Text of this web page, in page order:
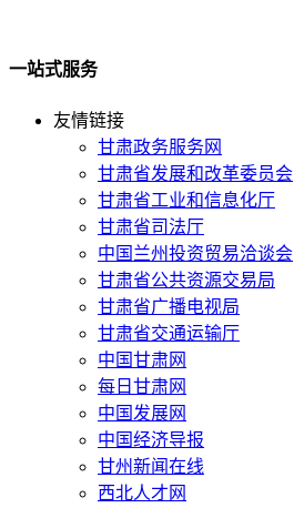
一站式服务
友情链接
甘肃政务服务网
甘肃省发展和改革委员会
甘肃省工业和信息化厅
甘肃省司法厅
中国兰州投资贸易洽谈会
甘肃省公共资源交易局
甘肃省广播电视局
甘肃省交通运输厅
中国甘肃网
每日甘肃网
中国发展网
中国经济导报
甘州新闻在线
西北人才网